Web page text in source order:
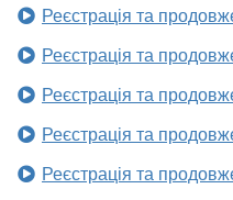
Реєстрація та
Реєстрація та
Реєстрація та
Реєстрація та
Реєстрація та